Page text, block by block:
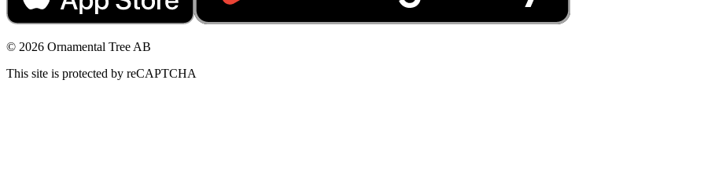
© 2026 Ornamental Tree AB
This site is protected by reCAPTCHA